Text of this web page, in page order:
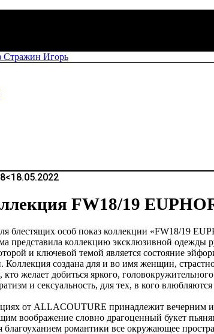
<18.05.2022
FW18/19
блестящих особ показ коллекции «FW18/19
представила коллекцию эксклюзивной
и ключевой темой является состояние
Коллекция создана для и во имя женщин,
кто желает добиться яркого,
и сексуальность, для тех, в кого влюбляются
от ALLACOUTURE принадлежит вечерним
воображение словно драгоценный букет
романтики все окружающее